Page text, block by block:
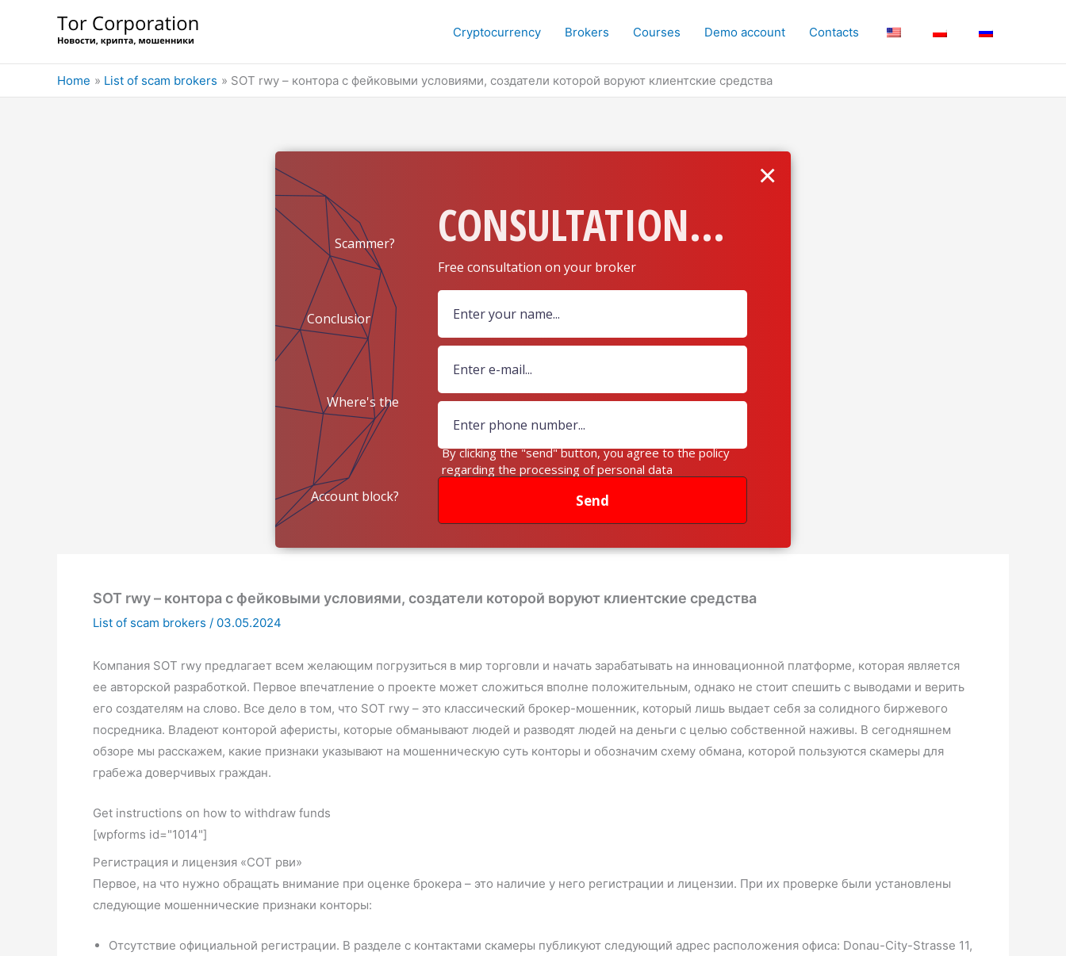
Cryptocurrency Brokers Courses Demo account Contacts
Home List of scam brokers SOT rwy – контора с фейковыми условиями, создатели которой воруют клиентские средства
CONSULTATION...
Free consultation on your broker
Scammer?
Conclusion?
Where's the
money?
Account block? Send
×
By clicking the "send" button, you agree to the policy
regarding the processing of personal data
SOT rwy – контора с фейковыми условиями, создатели которой воруют клиентские средства
List of scam brokers / 03.05.2024
Компания SOT rwy предлагает всем желающим погрузиться в мир торговли и начать зарабатывать на инновационной платформе, которая является
ее авторской разработкой. Первое впечатление о проекте может сложиться вполне положительным, однако не стоит спешить с выводами и верить
его создателям на слово. Все дело в том, что SOT rwy – это классический брокер-мошенник, который лишь выдает себя за солидного биржевого
посредника. Владеют конторой аферисты, которые обманывают людей и разводят людей на деньги с целью собственной наживы. В сегодняшнем
обзоре мы расскажем, какие признаки указывают на мошенническую суть конторы и обозначим схему обмана, которой пользуются скамеры для
грабежа доверчивых граждан.
Get instructions on how to withdraw funds
[wpforms id="1014"]
Регистрация и лицензия «СОТ рви»
Первое, на что нужно обращать внимание при оценке брокера – это наличие у него регистрации и лицензии. При их проверке были установлены
следующие мошеннические признаки конторы:
Отсутствие официальной регистрации. В разделе с контактами скамеры публикуют следующий адрес расположения офиса: Donau-City-Strasse 11,